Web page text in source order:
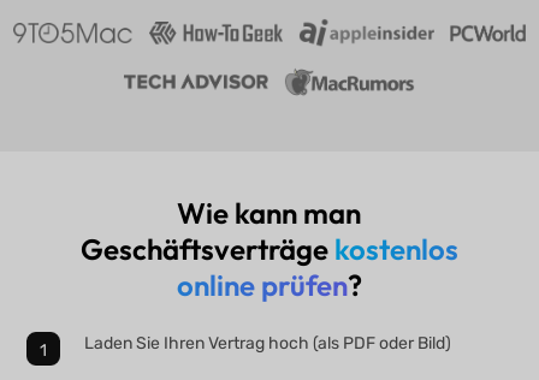
Wie kann man
Geschäftsverträge kostenlos
online prüfen?
Laden Sie Ihren Vertrag hoch (als PDF oder Bild)